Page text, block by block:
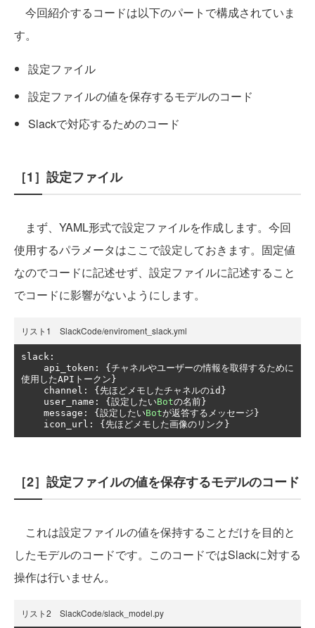
今回紹介するコードは以下のパートで構成されていま
す。
設定ファイル
設定ファイルの値を保存するモデルのコード
Slackで対応するためのコード
［1］設定ファイル
まず、YAML形式で設定ファイルを作成します。今回
使用するパラメータはここで設定しておきます。固定値
なのでコードに記述せず、設定ファイルに記述すること
でコードに影響がないようにします。
リスト1 SlackCode/enviroment_slack.yml
slack :
    api_token
:
{チャネルやユーザーの情報を取得するために
使用したAPI トークン}
    channel
: {先ほどメモしたチャネルのid }
    user_name
: {設定したいBotの名前}
    message
: {設定したいBotが返答するメッセージ}
    icon_url
: {先ほどメモした画像のリンク}
［2］設定ファイルの値を保存するモデルのコード
これは設定ファイルの値を保持することだけを目的と
したモデルのコードです。このコードではSlackに対する
操作は行いません。
リスト2 SlackCode/slack_model.py